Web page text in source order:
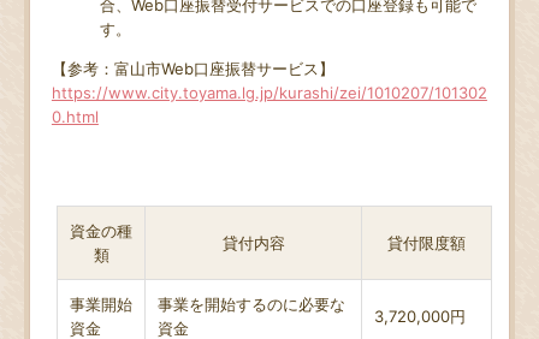
合、Web口座振替受付サービスでの口座登録も可能で
す。
【参考：富山市Web口座振替サービス】
https://www.city.toyama.lg.jp/kurashi/zei/1010207/101302
0.html
資金の種
類
貸付内容 貸付限度額
事業開始
資金
事業を開始するのに必要な
資金
3,720,000円